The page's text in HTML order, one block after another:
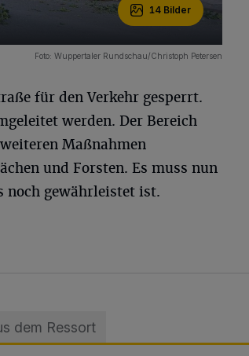
14 Bilder
Foto: Wuppertaler Rundschau/Christoph Petersen
für den Verkehr gesperrt.
werden. Der Bereich
Maßnahmen
und Forsten. Es muss nun
noch gewährleistet ist.
dem Ressort